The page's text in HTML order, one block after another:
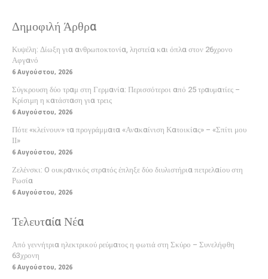
Δημοφιλή Άρθρα
Κυψέλη: Δίωξη για ανθρωποκτονία, ληστεία και όπλα στον 26χρονο
Αφγανό
6 Αυγούστου, 2026
Σύγκρουση δύο τραμ στη Γερμανία: Περισσότεροι από 25 τραυματίες –
Κρίσιμη η κατάσταση για τρεις
6 Αυγούστου, 2026
Πότε «κλείνουν» τα προγράμματα «Ανακαίνιση Κατοικίας» – «Σπίτι μου
ΙΙ»
6 Αυγούστου, 2026
Ζελένσκι: O ουκρανικός στρατός έπληξε δύο διυλιστήρια πετρελαίου στη
Ρωσία
6 Αυγούστου, 2026
Τελευταία Νέα
Από γεννήτρια ηλεκτρικού ρεύματος η φωτιά στη Σκύρο – Συνελήφθη
63χρονη
6 Αυγούστου, 2026